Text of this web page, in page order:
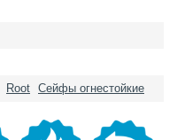
Root Сейфы огнестойкие